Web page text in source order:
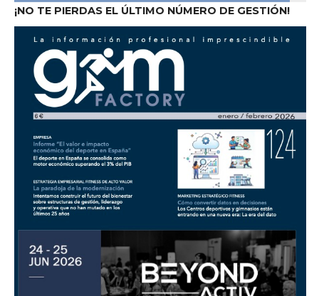
¡NO TE PIERDAS EL ÚLTIMO NÚMERO DE GESTIÓN!